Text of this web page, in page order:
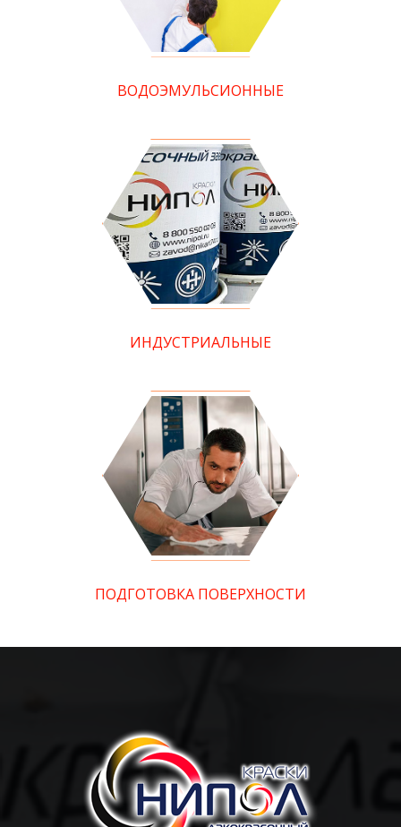
ВОДОЭМУЛЬСИОННЫЕ
ИНДУСТРИАЛЬНЫЕ
ПОДГОТОВКА ПОВЕРХНОСТИ